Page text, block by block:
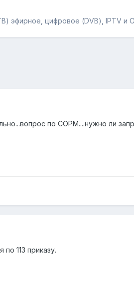
эфирное, цифровое (DVB), IPTV и
по СОРМ....нужно ли
по 113 приказу.